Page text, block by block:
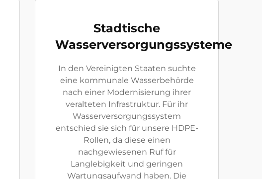
Stadtische
Wasserversorgungssysteme
In den Vereinigten Staaten suchte
eine kommunale Wasserbehörde
nach einer Modernisierung ihrer
veralteten Infrastruktur. Für ihr
Wasserversorgungssystem
entschied sie sich für unsere HDPE-
Rollen, da diese einen
nachgewiesenen Ruf für
Langlebigkeit und geringen
Wartungsaufwand haben. Die